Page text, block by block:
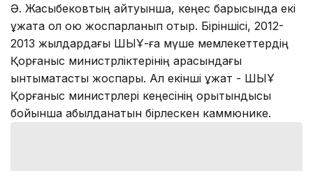
Ә. Жақсыбековтың айтуынша, кеңес барысында екі
құжатқа қол қою жоспарланып отыр. Біріншісі, 2012-
2013 жылдардағы ШЫҰ-ға мүше мемлекеттердің
Қорғаныс министрліктерінің арасындағы
ынтымақтастық жоспары. Ал екінші құжат - ШЫҰ
Қорғаныс министрлері кеңесінің қорытындысы
бойынша қабылданатын бірлескен каммюнике.